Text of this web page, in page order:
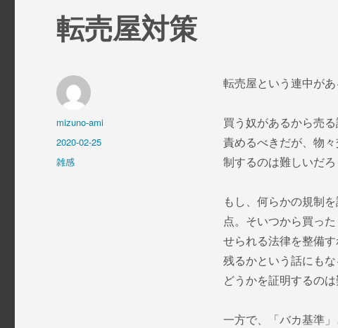
転売屋対策
転売屋という連中があ
買う奴があるから売
責めるべきだが、物
制するのは難しいだろ
もし、何らかの規制
点。そいつから買っ
せられる法律を整備
残るかという話にも
どうかを証明するの
一方で、 「バカ基準
投
稿
mizuno-ami
投
稿
日:
2020-02-25
カ
雑感